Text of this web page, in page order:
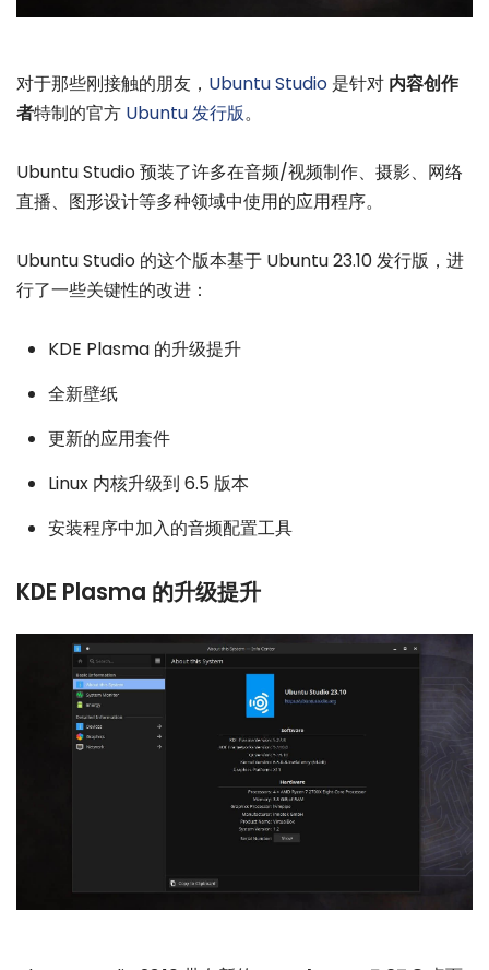
对于那些刚接触的朋友， Ubuntu Studio 是针对 内容创作
者特制的官方 Ubuntu 发行版。
Ubuntu Studio 预装了许多在音频/视频制作、摄影、网络
直播、图形设计等多种领域中使用的应用程序。
Ubuntu Studio 的这个版本基于 Ubuntu 23.10 发行版，进
行了一些关键性的改进：
KDE Plasma 的升级提升
全新壁纸
更新的应用套件
Linux 内核升级到 6.5 版本
安装程序中加入的音频配置工具
KDE Plasma 的升级提升